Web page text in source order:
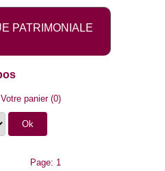
PATRIMONIALE
Votre panier(0)
Page: 1